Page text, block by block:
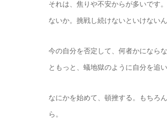
それは、焦りや不安からが多いです
ないか。挑戦し続けないといけない
今の自分を否定して、何者かになら
ともっと、蟻地獄のように自分を追
なにかを始めて、頓挫する。もちろ
ら。